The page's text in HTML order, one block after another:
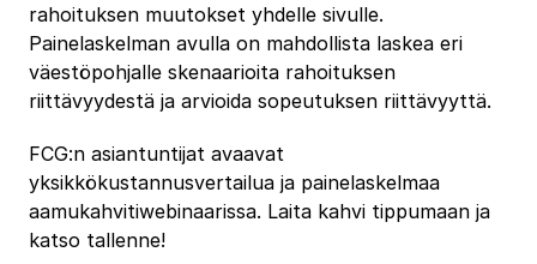
rahoituksen muutokset yhdelle sivulle.
Painelaskelman avulla on mahdollista laskea eri
väestöpohjalle skenaarioita rahoituksen
riittävyydestä ja arvioida sopeutuksen riittävyyttä.
FCG:n asiantuntijat avaavat
yksikkökustannusvertailua ja painelaskelmaa
aamukahvitiwebinaarissa. Laita kahvi tippumaan ja
katso tallenne!